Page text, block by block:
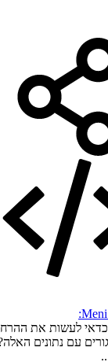
לעשות את
עם נתונים